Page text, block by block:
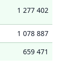
1 277 402
1 078 887
659 471